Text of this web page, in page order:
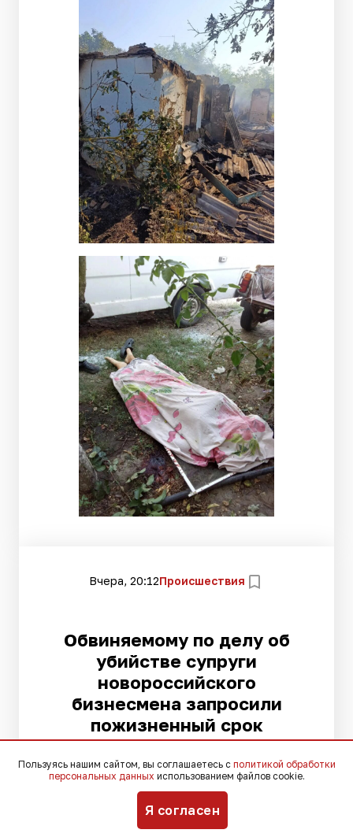
Вчера, 20:12Происшествия
Обвиняемому по делу об
убийстве супруги
новороссийского
бизнесмена запросили
пожизненный срок
По данным следствия, жестокие
преступления совершала банда,
Пользуясь нашим сайтом, вы соглашаетесь с политикой обработки
персональных данных использованием файлов cookie.
Я согласен